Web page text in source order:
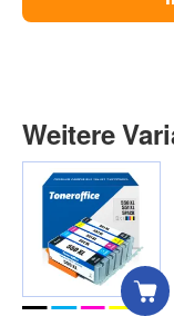
Weitere